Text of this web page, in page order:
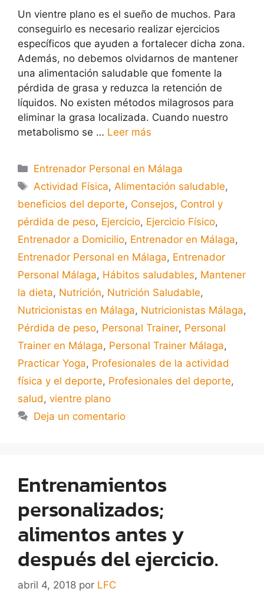
Un vientre plano es el sueño de muchos. Para
conseguirlo es necesario realizar ejercicios
específicos que ayuden a fortalecer dicha zona.
Además, no debemos olvidarnos de mantener
una alimentación saludable que fomente la
pérdida de grasa y reduzca la retención de
líquidos. No existen métodos milagrosos para
eliminar la grasa localizada. Cuando nuestro
metabolismo se … Leer más
Entrenador Personal en Málaga
Actividad Física, Alimentación saludable,
beneficios del deporte, Consejos, Control y
pérdida de peso, Ejercicio, Ejercicio Físico,
Entrenador a Domicilio, Entrenador en Málaga,
Entrenador Personal en Málaga, Entrenador
Personal Málaga, Hábitos saludables, Mantener
la dieta, Nutrición, Nutrición Saludable,
Nutricionistas en Málaga, Nutricionistas Málaga,
Pérdida de peso, Personal Trainer, Personal
Trainer en Málaga, Personal Trainer Málaga,
Practicar Yoga, Profesionales de la actividad
física y el deporte, Profesionales del deporte,
salud , vientre plano
Deja un comentario
Entrenamientos
personalizados;
alimentos antes y
después del ejercicio.
abril 4, 2018 por LFC